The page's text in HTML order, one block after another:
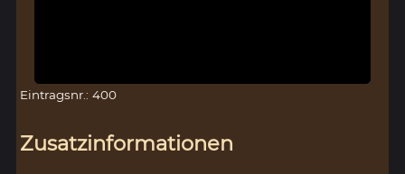
Eintragsnr.: 400
Zusatzinformationen